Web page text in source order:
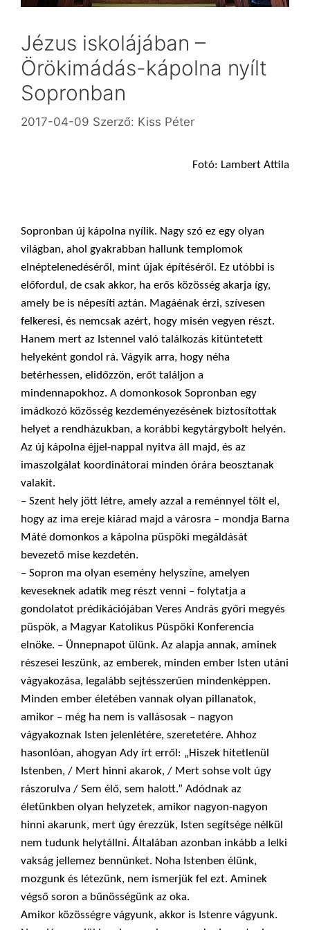
Jézus iskolájában –
Örökimádás-kápolna nyílt
Sopronban
2017-04-09 Szerző: Kiss Péter
Fotó: Lambert Attila
Sopronban új kápolna nyílik. Nagy szó ez egy olyan
világban, ahol gyakrabban hallunk templomok
elnéptelenedéséről, mint újak építéséről. Ez utóbbi is
előfordul, de csak akkor, ha erős közösség akarja így,
amely be is népesíti aztán. Magáénak érzi, szívesen
felkeresi, és nemcsak azért, hogy misén vegyen részt.
Hanem mert az Istennel való találkozás kitüntetett
helyeként gondol rá. Vágyik arra, hogy néha
betérhessen, elidőzzön, erőt találjon a
mindennapokhoz. A domonkosok Sopronban egy
imádkozó közösség kezdeményezésének biztosítottak
helyet a rendházukban, a korábbi kegytárgybolt helyén.
Az új kápolna éjjel-nappal nyitva áll majd, és az
imaszolgálat koordinátorai minden órára beosztanak
valakit.
– Szent hely jött létre, amely azzal a reménnyel tölt el,
hogy az ima ereje kiárad majd a városra – mondja Barna
Máté domonkos a kápolna püspöki megáldását
bevezető mise kezdetén.
– Sopron ma olyan esemény helyszíne, amelyen
keveseknek adatik meg részt venni – folytatja a
gondolatot prédikációjában Veres András győri megyés
püspök, a Magyar Katolikus Püspöki Konferencia
elnöke. – Ünnepnapot ülünk. Az alapja annak, aminek
részesei leszünk, az emberek, minden ember Isten utáni
vágyakozása, legalább sejtésszerűen mindenképpen.
Minden ember életében vannak olyan pillanatok,
amikor – még ha nem is vallásosak – nagyon
vágyakoznak Isten jelenlétére, szeretetére. Ahhoz
hasonlóan, ahogyan Ady írt erről: „Hiszek hitetlenül
Istenben, / Mert hinni akarok, / Mert sohse volt úgy
rászorulva / Sem élő, sem halott.” Adódnak az
életünkben olyan helyzetek, amikor nagyon-nagyon
hinni akarunk, mert úgy érezzük, Isten segítsége nélkül
nem tudunk helytállni. Általában azonban inkább a lelki
vakság jellemez bennünket. Noha Istenben élünk,
mozgunk és létezünk, nem ismerjük fel ezt. Aminek
végső soron a bűnösségünk az oka.
Amikor közösségre vágyunk, akkor is Istenre vágyunk.